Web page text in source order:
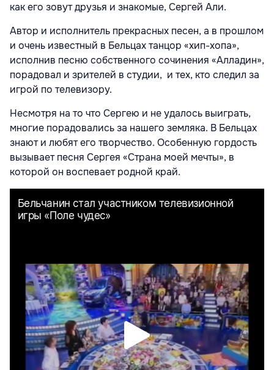
как его зовут друзья и знакомые, Сергей Али.
Автор и исполнитель прекрасных песен, а в прошлом
и очень известный в Бельцах танцор «хип-хопа»,
исполнив песню собственного сочинения «Алладин»,
порадовал и зрителей в студии, и тех, кто следил за
игрой по телевизору.
Несмотря на то что Сергею и не удалось выиграть,
многие порадовались за нашего земляка. В Бельцах
знают и любят его творчество. Особенную гордость
вызывает песня Сергея «Страна моей мечты», в
которой он воспевает родной край.